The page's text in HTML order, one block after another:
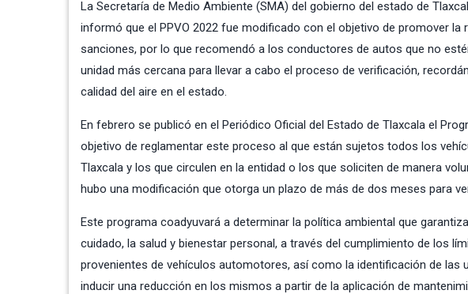
La Secretaría de Medio Ambiente (SMA) del gobierno del estado de
informó que el PPVO 2022 fue modificado con el objetivo de promover
sanciones, por lo que recomendó a los conductores de autos que no
unidad más cercana para llevar a cabo el proceso de verificación,
calidad del aire en el estado.
En febrero se publicó en el Periódico Oficial del Estado de Tlaxcala el
objetivo de reglamentar este proceso al que están sujetos todos los
Tlaxcala y los que circulen en la entidad o los que soliciten de manera
hubo una modificación que otorga un plazo de más de dos meses para
Este programa coadyuvará a determinar la política ambiental que
cuidado, la salud y bienestar personal, a través del cumplimiento de los
provenientes de vehículos automotores, así como la identificación de
inducir una reducción en los mismos a partir de la aplicación de